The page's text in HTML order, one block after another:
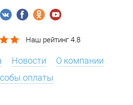
Наш рейтинг 4.8
Новости
О компании
оплаты